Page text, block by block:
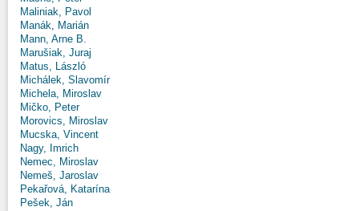
Maliniak, Pavol
Manák, Marián
Mann, Arne B.
Marušiak, Juraj
Matus, László
Michálek, Slavomír
Michela, Miroslav
Mičko, Peter
Morovics, Miroslav
Mucska, Vincent
Nagy, Imrich
Nemec, Miroslav
Nemeš, Jaroslav
Pekařová, Katarína
Pešek, Ján